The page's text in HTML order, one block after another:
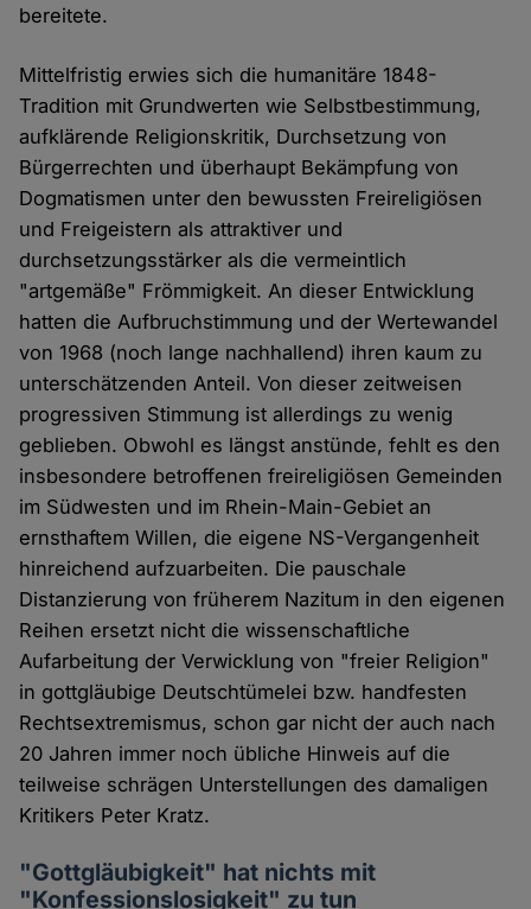
bereitete.
Mittelfristig erwies sich die humanitäre 1848-
Tradition mit Grundwerten wie Selbstbestimmung,
aufklärende Religionskritik, Durchsetzung von
Bürgerrechten und überhaupt Bekämpfung von
Dogmatismen unter den bewussten Freireligiösen
und Freigeistern als attraktiver und
durchsetzungsstärker als die vermeintlich
"artgemäße" Frömmigkeit. An dieser Entwicklung
hatten die Aufbruchstimmung und der Wertewandel
von 1968 (noch lange nachhallend) ihren kaum zu
unterschätzenden Anteil. Von dieser zeitweisen
progressiven Stimmung ist allerdings zu wenig
geblieben. Obwohl es längst anstünde, fehlt es den
insbesondere betroffenen freireligiösen Gemeinden
im Südwesten und im Rhein-Main-Gebiet an
ernsthaftem Willen, die eigene NS-Vergangenheit
hinreichend aufzuarbeiten. Die pauschale
Distanzierung von früherem Nazitum in den eigenen
Reihen ersetzt nicht die wissenschaftliche
Aufarbeitung der Verwicklung von "freier Religion"
in gottgläubige Deutschtümelei bzw. handfesten
Rechtsextremismus, schon gar nicht der auch nach
20 Jahren immer noch übliche Hinweis auf die
teilweise schrägen Unterstellungen des damaligen
Kritikers Peter Kratz.
"Gottgläubigkeit" hat nichts mit
"Konfessionslosigkeit" zu tun